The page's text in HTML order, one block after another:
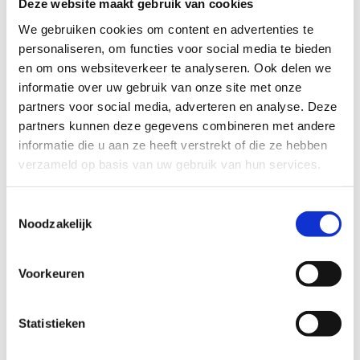
Deze website maakt gebruik van cookies
We gebruiken cookies om content en advertenties te
personaliseren, om functies voor social media te bieden
en om ons websiteverkeer te analyseren. Ook delen we
informatie over uw gebruik van onze site met onze
partners voor social media, adverteren en analyse. Deze
partners kunnen deze gegevens combineren met andere
informatie die u aan ze heeft verstrekt of die ze hebben
verzameld op basis van uw gebruik van hun services.
Noodzakelijk
Voorkeuren
Statistieken
Hoe parkeren?
Er is ruim voldoende parkeergelegenheid voor
zowel auto’s als schoolbussen. Goed om te
weten: schoolbussen parkeren gratis.
Laat jouw school (groot)ouders inschakelen voor
zetten wij de koffie klaar en zorgen voor een stukje
cake.
Hoe bereik je ons